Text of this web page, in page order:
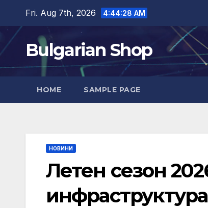
content
Fri. Aug 7th, 2026 4:44:30 AM
Bulgarian Shop
HOME SAMPLE PAGE
НОВИНИ
Летен сезон